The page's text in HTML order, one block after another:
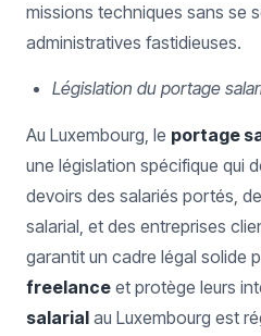
missions techniques sans se
administratives fastidieuses.
Législation du portage
Au Luxembourg, le portage
une législation spécifique qui
devoirs des salariés portés,
salarial, et des entreprises
garantit un cadre légal solide
freelance et protège leurs
salarial au Luxembourg est